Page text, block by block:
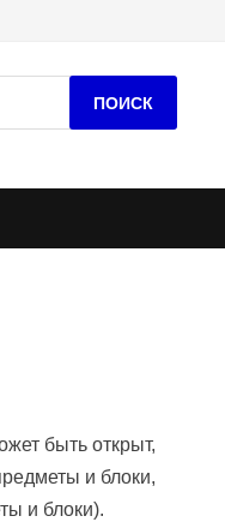
быть открыт,
и блоки,
и блоки).